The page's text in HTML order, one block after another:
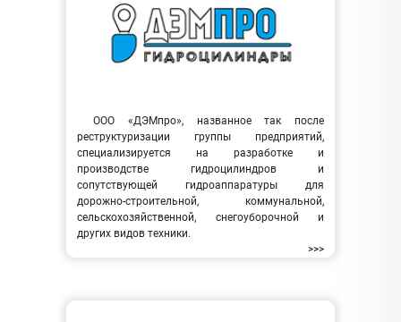
ООО «ДЭМпро», названное так после
реструктуризации группы предприятий,
специализируется на разработке и
производстве гидроцилиндров и
сопутствующей гидроаппаратуры для
дорожно-строительной, коммунальной,
сельскохозяйственной, снегоуборочной и
других видов техники.
>>>